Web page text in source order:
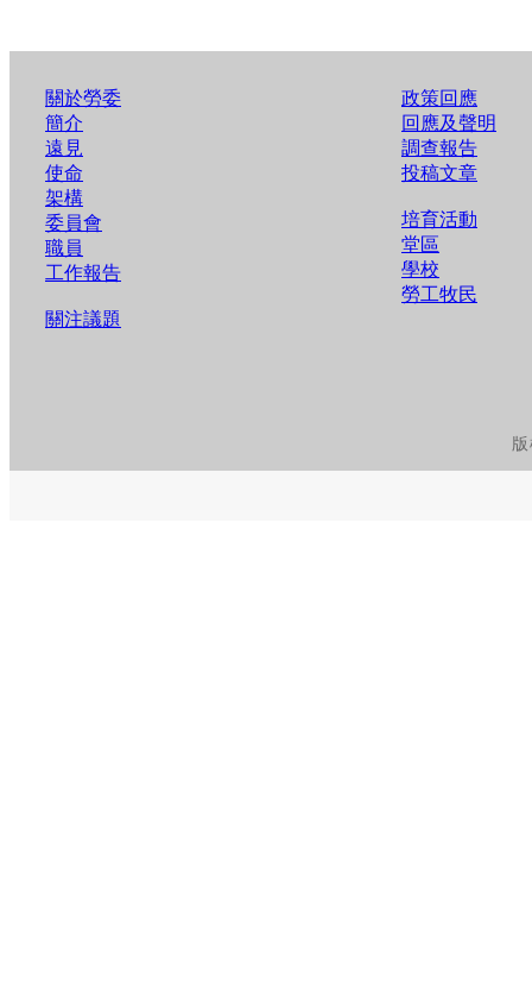
關於勞委
簡介
遠見
使命
架構
委員會
職員
工作報告
關注議題
政策回應
回應及聲明
調查報告
投稿文章
培育活動
堂區
學校
勞工牧民